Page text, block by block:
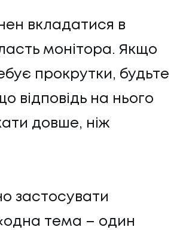
вкладатися в
монітора. Якщо
прокрутки, будьте
відповідь на нього
довше, ніж
застосувати
тема – один